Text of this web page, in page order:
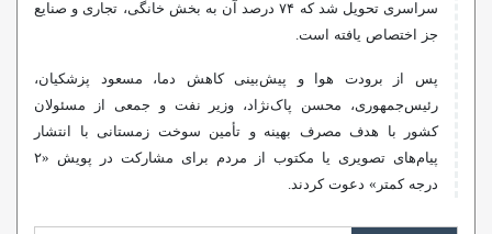
سراسری تحویل شد که ۷۴ درصد آن به بخش خانگی، تجاری و صنایع
جز اختصاص یافته است.
پس از برودت هوا و پیش‌بینی کاهش دما، مسعود پزشکیان،
رئیس‌جمهوری، محسن پاک‌نژاد، وزیر نفت و جمعی از مسئولان
کشور با هدف مصرف بهینه و تأمین سوخت زمستانی با انتشار
پیام‌های تصویری یا مکتوب از مردم برای مشارکت در پویش «۲
درجه کمتر» دعوت کردند.